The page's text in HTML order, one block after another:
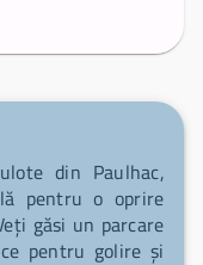
din Paulhac,
pentru o oprire
găsi un parcare
pentru golire și